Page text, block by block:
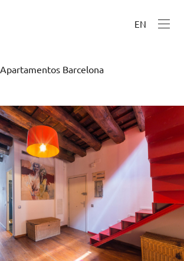
EN
Apartamentos Barcelona